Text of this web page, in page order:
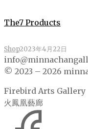
The7 Products
Shop2023年4月22日
© 2023 – 2026
Firebird Arts Gallery
火鳳凰藝廊